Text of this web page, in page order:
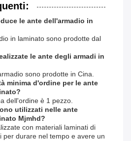
le ante dell'armadio in
in laminato sono prodotte dal
le ante degli armadi in
sono prodotte in Cina.
minima d'ordine per le ante
dell'ordine è 1 pezzo.
utilizzati nelle ante
Mjmhd?
con materiali laminati di
per durare nel tempo e avere un